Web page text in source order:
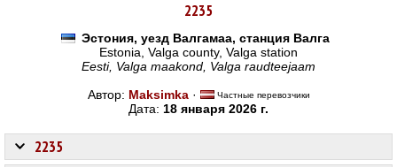
2235
Эстония, уезд Валгамаа, станция Валга
Estonia, Valga county, Valga station
Eesti, Valga maakond, Valga raudteejaam
Автор: Maksimka· Частные перевозчики
Дата: 18 января 2026 г.
2235